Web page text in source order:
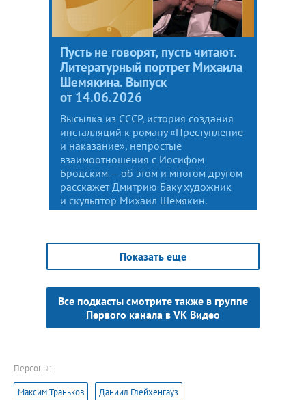
Пусть не говорят, пусть читают.
Литературный портрет Михаила
Шемякина. Выпуск
от 14.06.2026
Высылка из СССР, история создания
инсталляций к роману «Преступление
и наказание», непростые
взаимоотношения с Иосифом
Бродским — об этом и многом другом
расскажет Дмитрию Баку художник
и скульптор Михаил Шемякин.
Показать еще
Все подкасты смотрите также в группе
Первого канала в VK Видео
Персоны:
Максим Траньков Даниил Глейхенгауз